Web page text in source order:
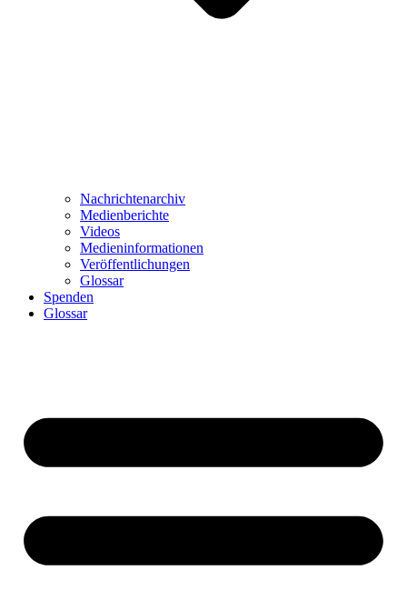
Nachrichtenarchiv
Medienberichte
Videos
Medieninformationen
Veröffentlichungen
Glossar
Spenden
Glossar